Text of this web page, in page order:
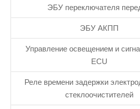
ЭБУ переключателя
ЭБУ АКПП
Управление освещением и
ECU
Реле времени задержки
стеклоочистителей